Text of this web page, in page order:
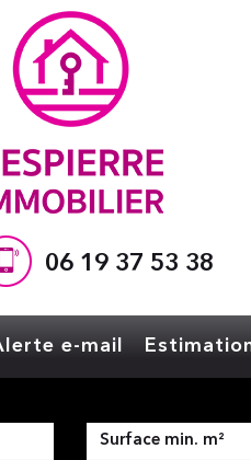
06 19 37 53 38
Alerte e-mail